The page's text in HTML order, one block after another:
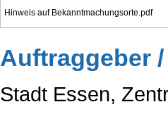
Hinweis auf Bekanntmachungsorte.pdf
Auftraggeber
Stadt Essen,